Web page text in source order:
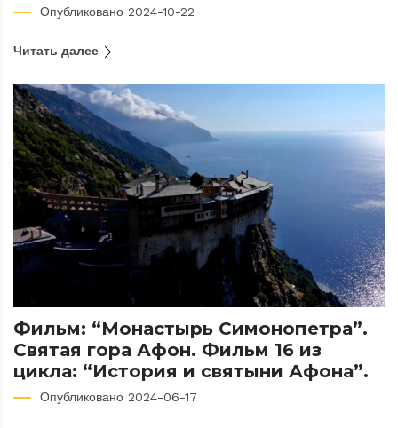
Опубликовано 2024-10-22
Читать далее
Фильм: “Монастырь Симонопетра”.
Святая гора Афон. Фильм 16 из
цикла: “История и святыни Афона”.
Опубликовано 2024-06-17